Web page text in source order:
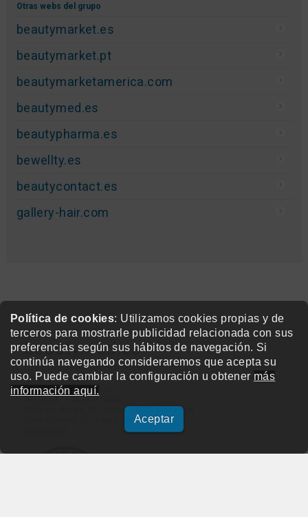
Política de cookies: Utilizamos cookies propias y de
terceros para mostrarle publicidad relacionada con sus
preferencias según sus hábitos de navegación. Si
continúa navegando consideraremos que acepta su
uso. Puede cambiar la configuración u obtener más
información aquí.
Aceptar
Otras webs del grupo
beautymarket.es
beautymarket.pt
beautymarketamerica.com
beautymed.es
beautypharma.es
bewellty.es
beautycontact.es
gallery-hair.com
beautymed.es
Copyright © 2015-2026 BeautyMarket S.L.
info@beautymarket.es
Calle de Avinyó, 29 - bajos. 08002 Barcelona
Calle Fortuny, 51 - bajos. 28010 Madrid